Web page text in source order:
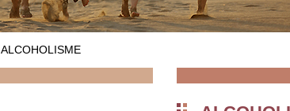
ALCOHOLISME